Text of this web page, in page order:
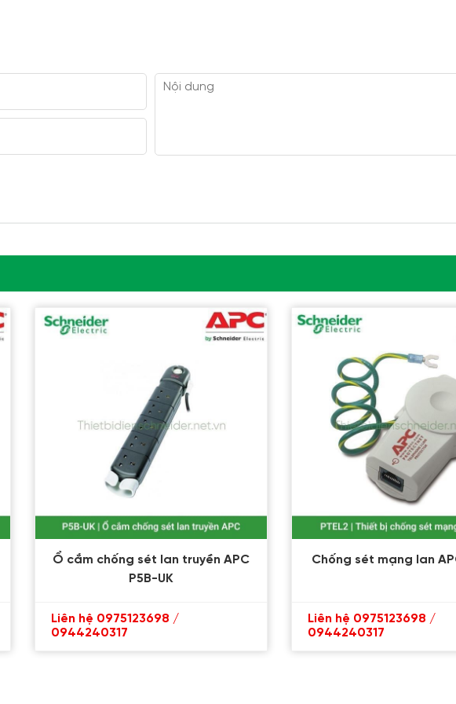
Ổ cắm chống sét lan truyền APC
P5B-UK
Liên hệ 0975123698 /
0944240317
Chống sét mạng lan
Liên hệ 0975123698 /
0944240317